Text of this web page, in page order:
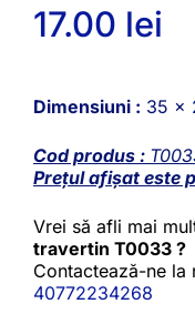
17.00 lei
Dimensiuni : 35 x
Cod produs :
Prețul afișat este
Vrei să afli mai
travertin T0033 ?
Contactează-ne la
40772234268